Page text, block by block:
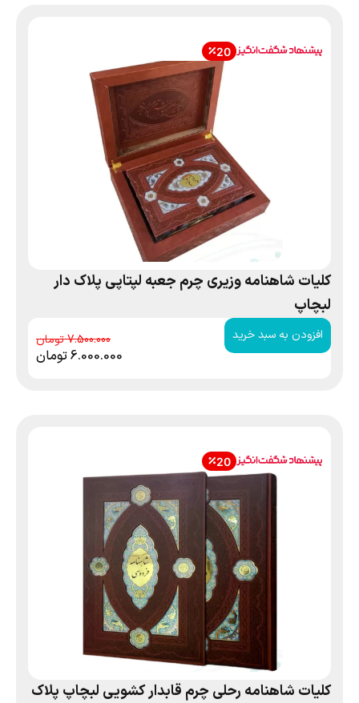
20
کلیات شاهنامه وزیری چرم جعبه لپتاپی پلاک دار
لبچاپ
افزودن به سبد خرید 7.500.000
6.000.000تومان
20
کلیات شاهنامه رحلی چرم قابدار کشویی لبچاپ پلاک